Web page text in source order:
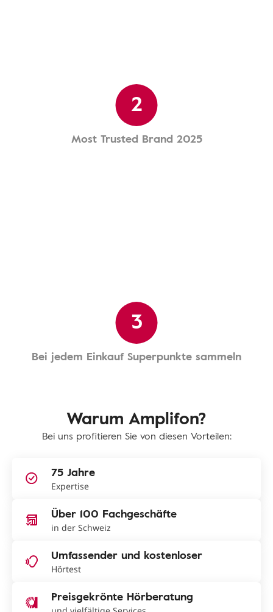
2
Most Trusted Brand 2025
3
Bei jedem Einkauf Superpunkte sammeln
Warum Amplifon?
Bei uns profitieren Sie von diesen Vorteilen:
75 Jahre
Expertise
Über 100 Fachgeschäfte
in der Schweiz
Umfassender und kostenloser
Hörtest
Preisgekrönte Hörberatung